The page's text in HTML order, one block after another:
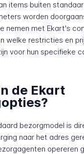
items buiten
worden
nemen met Ekart's
welke restricties en
voor hun specifieke
de Ekart
bezorgmodel is
naar het adres
opereren